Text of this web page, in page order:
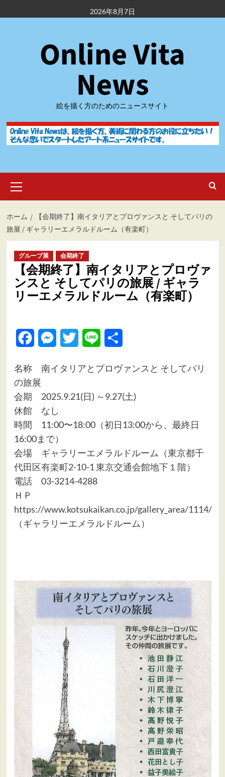
容
2026年8月7日
Online Vita
News
絵を描く方のためのニュースサイト
イ
ン
ニ
ュ
ー
ホーム
【会期終了】南イタリアとプロヴァンスと そしてパリの
旅展 / ギャラリーエメラルドルーム（有楽町）
グループ展 会期終了
【会期終了】南イタリアとプロヴァ
ンスと そしてパリの旅展 / ギャラ
リーエメラルドルーム（有楽町）
FacebookMessenger
Twitter Line
名称 南イタリアとプロヴァンスと そしてパリ
の旅展
会期 2025.9.21(日) ～9.27(土)
休館 なし
時間 11:00〜18:00（初日13:00から、最終日
16:00まで）
会場 ギャラリーエメラルドルーム（東京都千
代田区有楽町2-10-1 東京交通会館地下１階）
電話 03-3214-4288
ＨＰ
https://www.kotsukaikan.co.jp/gallery_area/1114/
（ギャラリーエメラルドルーム）